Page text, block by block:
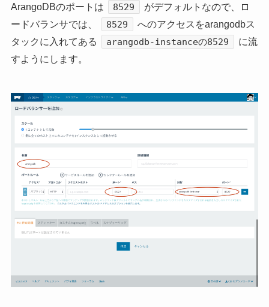
ArangoDBのポートは 8529
がデフォルトなので、ロ
ードバランサでは、
8529
へのアクセスをarangodbス
タックに入れてある
arangodb-instanceの8529
に流
すようにします。